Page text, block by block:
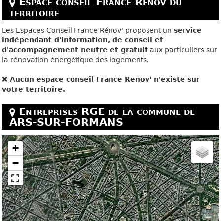
territoire
Les Espaces Conseil France Rénov' proposent unservice
indépendant d'information, de conseil et
d'accompagnement neutre et gratuit aux particuliers sur
la rénovation énergétique des logements.
❌ Aucun espace conseil France Renov' n'existe sur
votre territoire.
Entreprises RGE de la commune de
ARS-SUR-FORMANS
+
−